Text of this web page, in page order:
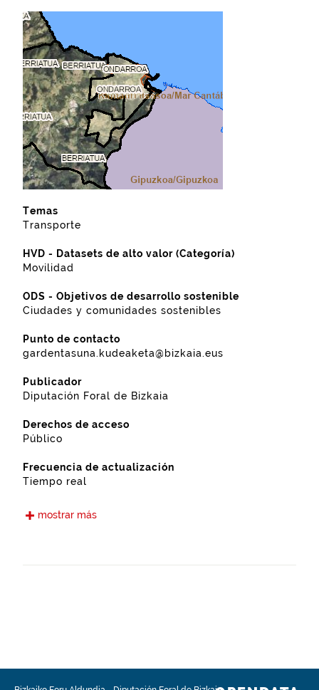
Temas
Transporte
HVD - Datasets de alto valor (Categoría)
Movilidad
ODS - Objetivos de desarrollo sostenible
Ciudades y comunidades sostenibles
Punto de contacto
gardentasuna.kudeaketa@bizkaia.eus
Publicador
Diputación Foral de Bizkaia
Derechos de acceso
Público
Frecuencia de actualización
Tiempo real
Idiomas
Fecha de puesta a disposición
Transportes
mostrar más